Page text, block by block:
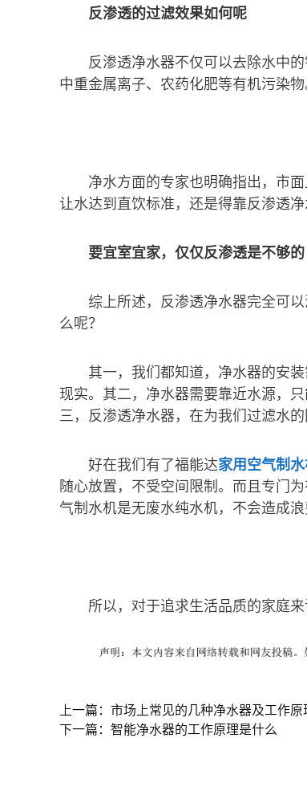
反渗透的过滤效果如何呢
反渗透净水器不仅可以去除水中
中重金属离子、农药化肥等有机污染
净水方面的专家也明确指出，市
让水达到直饮标准，还是得靠反渗透净
要宜室宜家，仅仅反渗透是不够的
综上所述，反渗透净水器完全可
么呢？
其一，我们都知道，净水器的安
现实。其二，净水器需要靠近水源，
三，反渗透净水器，在为我们过滤水
好在我们有了福能达家用空气制
随心放置，不受空间限制。而且专门
气制水机是无废水纯水机，不会造成浪
所以，对于追求生活品质的家庭
上一篇：市场上常见的几种净水器及工作原
下一篇：智能净水器的工作原理是什么